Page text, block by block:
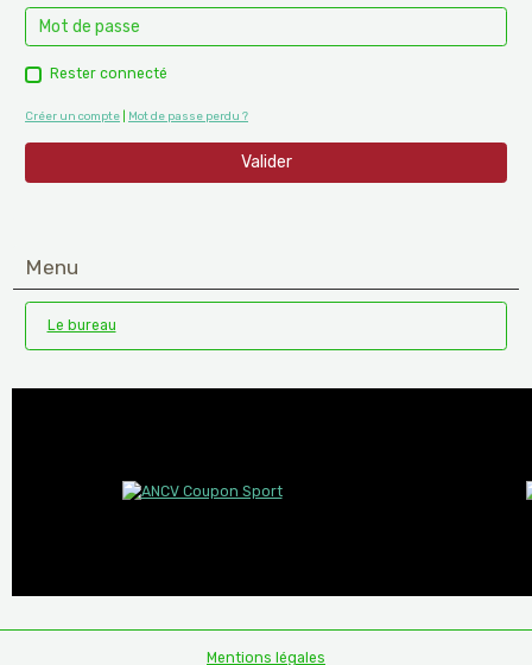
Rester connecté
Créer un compte Mot de passe perdu ?
Valider
Menu
Le bureau
Mentions légales